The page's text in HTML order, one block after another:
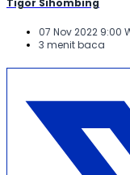
07 Nov 2022 9:00
3 menit baca